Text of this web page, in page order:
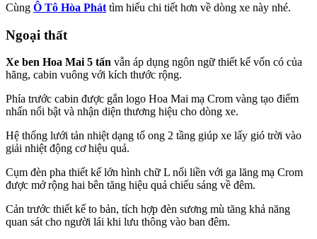
Cùng Ô Tô Hòa Phát tìm hiểu chi tiết hơn về dòng xe này nhé.
Ngoại thất
Xe ben Hoa Mai 5 tấn vẫn áp dụng ngôn ngữ thiết kế vốn có của
hãng, cabin vuông với kích thước rộng.
Phía trước cabin được gắn logo Hoa Mai mạ Crom vàng tạo điểm
nhấn nổi bật và nhận diện thương hiệu cho dòng xe.
Hệ thống lưới tản nhiệt dạng tổ ong 2 tầng giúp xe lấy gió trời vào
giải nhiệt động cơ hiệu quả.
Cụm đèn pha thiết kế lớn hình chữ L nối liền với ga lăng mạ Crom
được mở rộng hai bên tăng hiệu quả chiếu sáng về đêm.
Cản trước thiết kế to bản, tích hợp đèn sương mù tăng khả năng
quan sát cho người lái khi lưu thông vào ban đêm.